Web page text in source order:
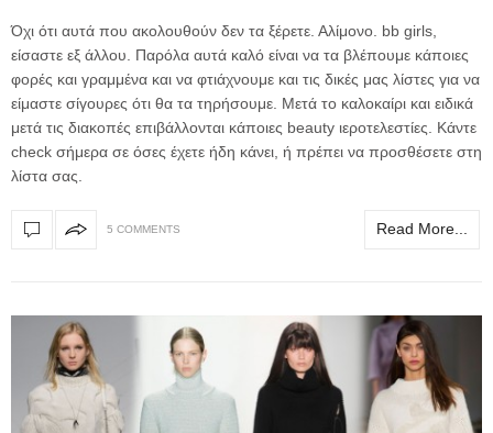
Όχι ότι αυτά που ακολουθούν δεν τα ξέρετε. Αλίμονο. bb girls,
είσαστε εξ άλλου. Παρόλα αυτά καλό είναι να τα βλέπουμε κάποιες
φορές και γραμμένα και να φτιάχνουμε και τις δικές μας λίστες για να
είμαστε σίγουρες ότι θα τα τηρήσουμε. Μετά το καλοκαίρι και ειδικά
μετά τις διακοπές επιβάλλονται κάποιες beauty ιεροτελεστίες. Κάντε
check σήμερα σε όσες έχετε ήδη κάνει, ή πρέπει να προσθέσετε στη
λίστα σας.
5 COMMENTS Read More...